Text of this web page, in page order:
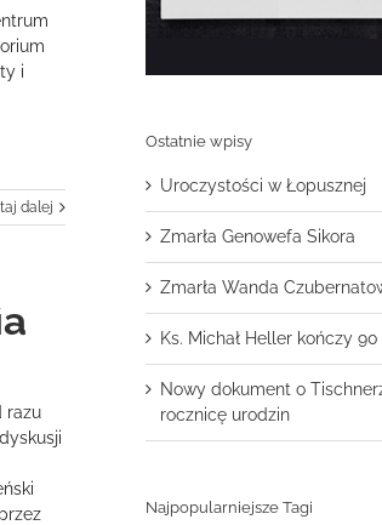
i
dalej
razu
Ostatnie wpisy
Uroczystości w Łopusznej
Zmarła Genowefa Sikora
Zmarła Wanda
Ks. Michał Heller kończy
Nowy dokument o
rocznicę urodzin
Najpopularniejsze Tagi